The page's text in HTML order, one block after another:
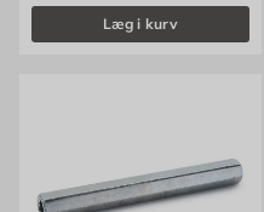
Læg i kurv